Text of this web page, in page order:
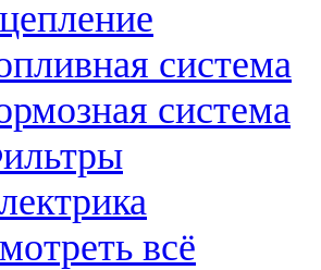
система
система
всё